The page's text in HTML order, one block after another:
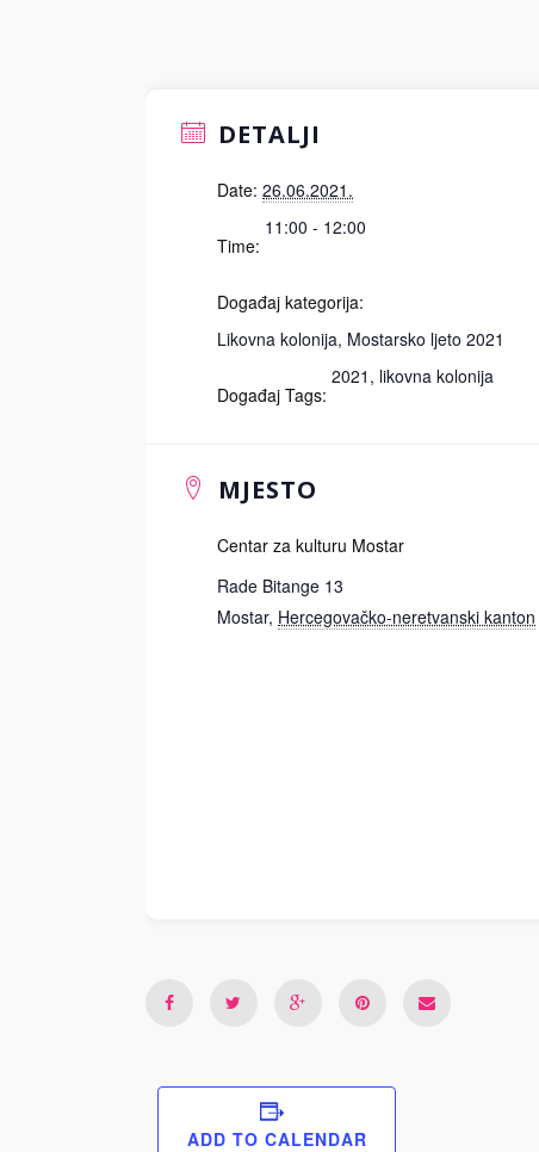
DETALJI
Date: 26.06.2021.
Time:
11:00 - 12:00
Događaj kategorija:
Likovna kolonija, Mostarsko ljeto 2021
Događaj Tags:
2021 , likovna kolonija
MJESTO
Centar za kulturu Mostar
Rade Bitange 13
Mostar, Hercegovačko-neretvanski kanton
ADD TO CALENDAR